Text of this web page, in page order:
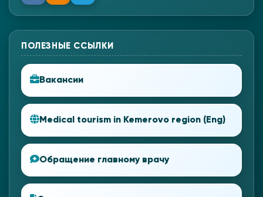
ПОЛЕЗНЫЕ ССЫЛКИ
Вакансии
Medical tourism in Kemerovo region (Eng)
Обращение главному врачу